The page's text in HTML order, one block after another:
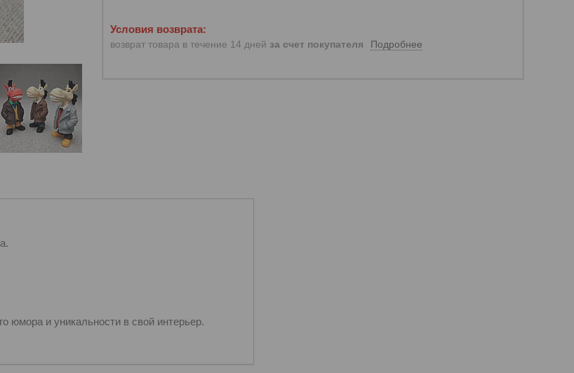
возврат товара в течение 14 дней за счет покупателя Подробнее
юмора и уникальности в свой интерьер.